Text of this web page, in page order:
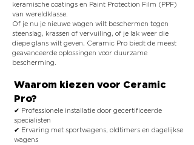
keramische coatings en Paint Protection Film (PPF)
van wereldklasse.
Of je nu je nieuwe wagen wilt beschermen tegen
steenslag, krassen of vervuiling, of je lak weer die
diepe glans wilt geven, Ceramic Pro biedt de meest
geavanceerde oplossingen voor duurzame
bescherming.
Waarom kiezen voor Ceramic
Pro?
✔ Professionele installatie door gecertificeerde
specialisten
✔ Ervaring met sportwagens, oldtimers en dagelijkse
wagens